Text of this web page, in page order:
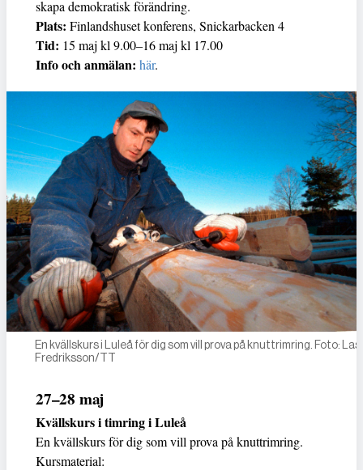
skapa demokratisk förändring.
Plats: Finlandshuset konferens, Snickarbacken 4
Tid: 15 maj kl 9.00–16 maj kl 17.00
Info och anmälan: här.
En kvällskurs i Luleå för dig som vill prova på knuttrimring. Foto:
Fredriksson/TT
27–28 maj
Kvällskurs i timring i Luleå
En kvällskurs för dig som vill prova på knuttrimring.
Kursmaterial: